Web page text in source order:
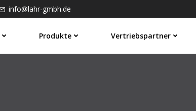
info@lahr-gmbh.de
Produkte Vertriebspartner